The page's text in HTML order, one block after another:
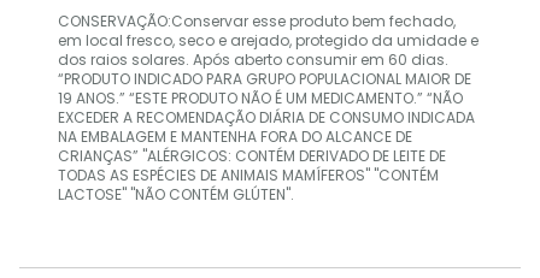
CONSERVAÇÃO:Conservar esse produto bem fechado,
em local fresco, seco e arejado, protegido da umidade e
dos raios solares. Após aberto consumir em 60 dias.
“PRODUTO INDICADO PARA GRUPO POPULACIONAL MAIOR DE
19 ANOS.” “ESTE PRODUTO NÃO É UM MEDICAMENTO.” “NÃO
EXCEDER A RECOMENDAÇÃO DIÁRIA DE CONSUMO INDICADA
NA EMBALAGEM E MANTENHA FORA DO ALCANCE DE
CRIANÇAS” "ALÉRGICOS: CONTÉM DERIVADO DE LEITE DE
TODAS AS ESPÉCIES DE ANIMAIS MAMÍFEROS" "CONTÉM
LACTOSE" "NÃO CONTÉM GLÚTEN".